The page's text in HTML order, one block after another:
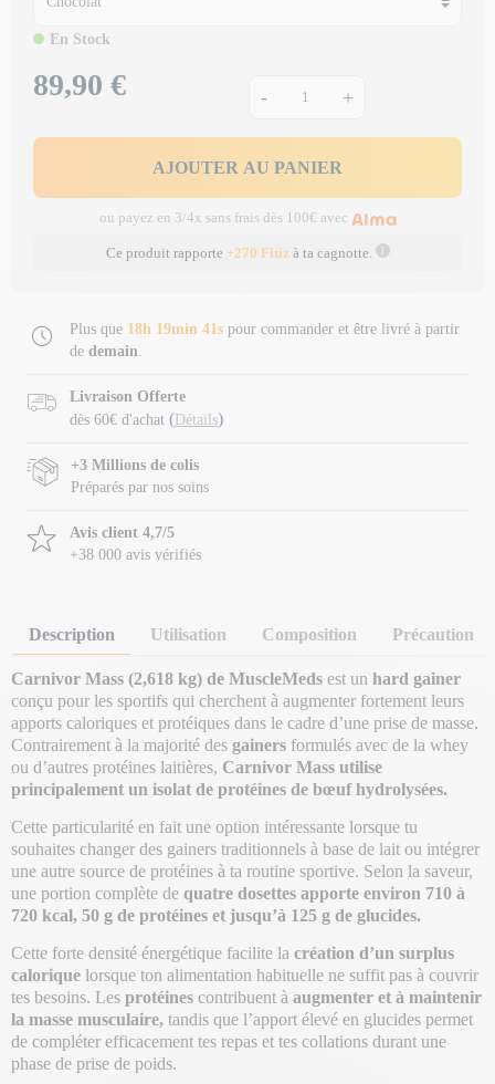
En Stock
Prix
89,90 € - +
AJOUTER AU PANIER
ou payez en 3/4x sans frais dès 100€ avec
Ce produit rapporte +270 Fitizà ta cagnotte.
Plus que 18h 19min 40s pour commander et être livré à partir
de demain.
Livraison Offerte
dès 60€ d'achat ( Détails)
+3 Millions de colis
Préparés par nos soins
Avis client 4,7/5
+38 000 avis vérifiés
Description Utilisation Composition Précaution
Carnivor Mass (2,618 kg) de MuscleMeds est un hard gainer
conçu pour les sportifs qui cherchent à augmenter fortement leurs
apports caloriques et protéiques dans le cadre d’une prise de masse.
Contrairement à la majorité des gainers formulés avec de la whey
ou d’autres protéines laitières, Carnivor Mass utilise
principalement un isolat de protéines de bœuf hydrolysées.
Cette particularité en fait une option intéressante lorsque tu
souhaites changer des gainers traditionnels à base de lait ou intégrer
une autre source de protéines à ta routine sportive. Selon la saveur,
une portion complète de quatre dosettes apporte environ 710 à
720 kcal, 50 g de protéines et jusqu’à 125 g de glucides.
Cette forte densité énergétique facilite la création d’un surplus
calorique lorsque ton alimentation habituelle ne suffit pas à couvrir
tes besoins. Les protéines contribuent à augmenter et à maintenir
la masse musculaire, tandis que l’apport élevé en glucides permet
de compléter efficacement tes repas et tes collations durant une
phase de prise de poids.